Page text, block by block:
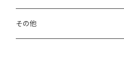
エフェクター
その他